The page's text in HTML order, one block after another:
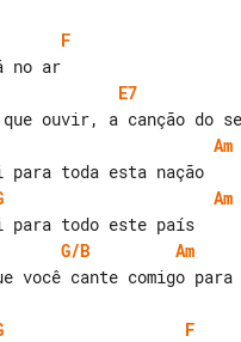
F
E7
Am
Am
G/B Am
você cante comigo
F